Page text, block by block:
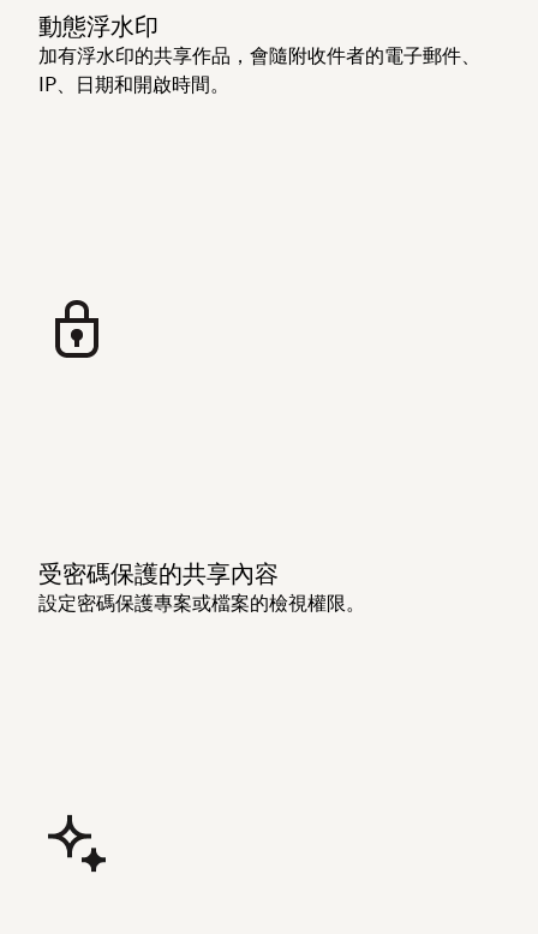
動態浮水印
加有浮水印的共享作品，會隨附收件者的電子郵件、
IP、日期和開啟時間。
受密碼保護的共享內容
設定密碼保護專案或檔案的檢視權限。